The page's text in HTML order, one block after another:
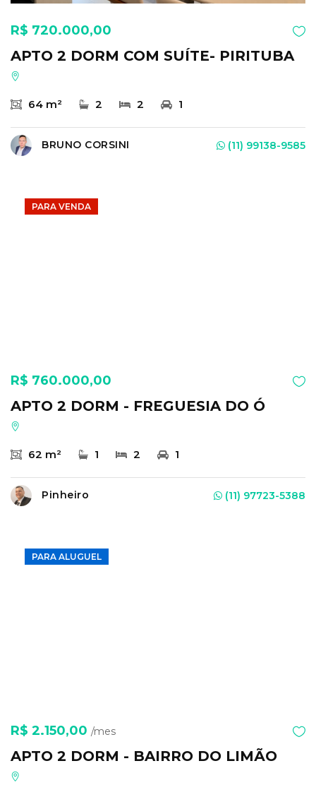
R$ 720.000,00
APTO 2 DORM COM SUÍTE- PIRITUBA
64 m² 2 2 1
BRUNO CORSINI (11) 99138-9585
PARA VENDA
R$ 760.000,00
APTO 2 DORM - FREGUESIA DO Ó
62 m² 1 2 1
Pinheiro (11) 97723-5388
PARA ALUGUEL
R$ 2.150,00 /mes
APTO 2 DORM - BAIRRO DO LIMÃO